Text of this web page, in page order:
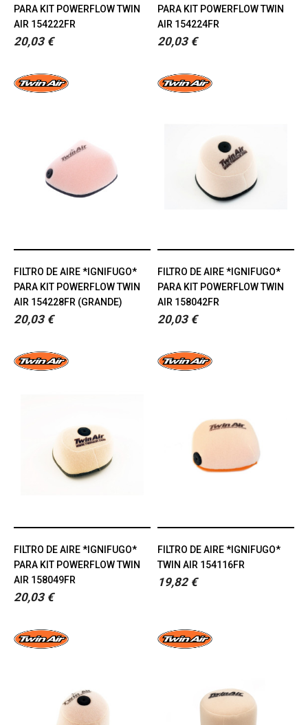
PARA KIT POWERFLOW TWIN
AIR 154222FR
20,03 €
PARA KIT POWERFLOW TWIN
AIR 154224FR
20,03 €
FILTRO DE AIRE *IGNIFUGO*
PARA KIT POWERFLOW TWIN
AIR 154228FR (GRANDE)
20,03 €
FILTRO DE AIRE *IGNIFUGO*
PARA KIT POWERFLOW TWIN
AIR 158042FR
20,03 €
FILTRO DE AIRE *IGNIFUGO*
PARA KIT POWERFLOW TWIN
AIR 158049FR
20,03 €
FILTRO DE AIRE *IGNIFUGO*
TWIN AIR 154116FR
19,82 €